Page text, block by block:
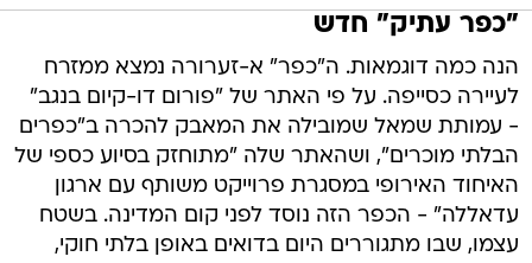
"כפר עתיק" חדש
הנה כמה דוגמאות. ה"כפר" א-זערורה נמצא ממזרח
לעיירה כסייפה. על פי האתר של "פורום דו-קיום בנגב"
- עמותת שמאל שמובילה את המאבק להכרה ב"כפרים
הבלתי מוכרים", ושהאתר שלה "מתוחזק בסיוע כספי של
האיחוד האירופי במסגרת פרוייקט משותף עם ארגון
עדאללה" - הכפר הזה נוסד לפני קום המדינה. בשטח
עצמו, שבו מתגוררים היום בדואים באופן בלתי חוקי,